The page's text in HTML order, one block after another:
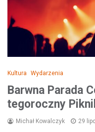
Kultura Wydarzenia
Barwna Parada
tegoroczny
Michał Kowalczyk 29